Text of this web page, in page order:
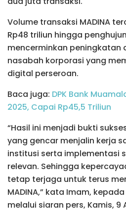
Volume transaksi MADINA
Rp48 triliun hingga
mencerminkan peningkatan
nasabah korporasi yang
digital perseroan.
Baca juga: DPK Bank
2025, Capai Rp45,5 Triliun
“Hasil ini menjadi bukti
yang gencar menjalin kerja
institusi serta implementasi
relevan. Sehingga
tetap terjaga untuk terus
MADINA,” kata Imam, kepada
melalui siaran pers, Kamis, 9